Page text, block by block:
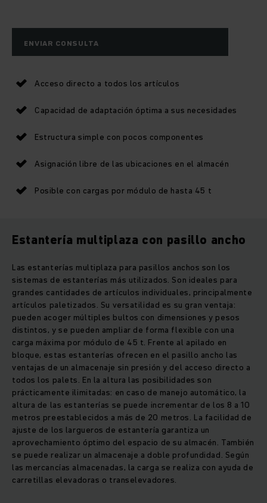
ENVIAR CONSULTA
Acceso directo a todos los artículos
Capacidad de adaptación óptima a sus necesidades
Estructura simple con pocos componentes
Asignación libre de las ubicaciones en el almacén
Posible con cargas por módulo de hasta 45 t
Estantería multiplaza con pasillo ancho
Las estanterías multiplaza para pasillos anchos son los
sistemas de estanterías más utilizados. Son ideales para
grandes cantidades de artículos individuales, principalmente
artículos paletizados. Su versatilidad es su gran ventaja:
pueden acoger múltiples bultos con dimensiones y pesos
distintos, y se pueden ampliar de forma flexible con una
carga máxima por módulo de 45 t. Frente al apilado en
bloque, estas estanterías ofrecen en el pasillo ancho las
ventajas de un almacenaje sin presión y del acceso directo a
todos los palets. En la altura las posibilidades son
prácticamente ilimitadas: en caso de manejo automático, la
altura de las estanterías se puede incrementar de los 8 a 10
metros preestablecidos a más de 20 metros. La facilidad de
ajuste de los largueros de estantería garantiza un
aprovechamiento óptimo del espacio de su almacén. También
se puede realizar un almacenaje a doble profundidad. Según
las mercancías almacenadas, la carga se realiza con ayuda de
carretillas elevadoras o transelevadores.